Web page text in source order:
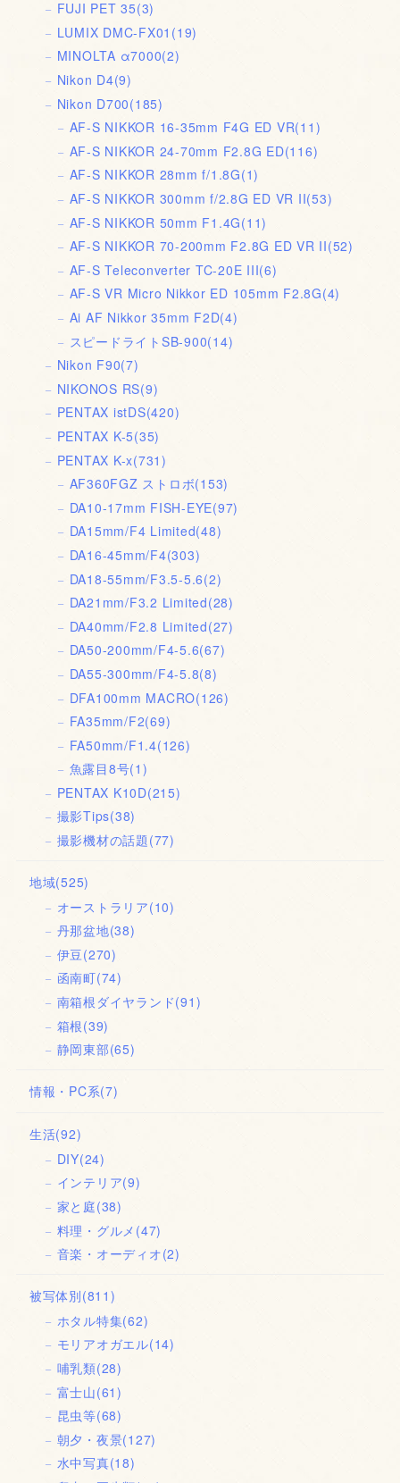
FUJI PET 35(3)
LUMIX DMC-FX01 (19)
MINOLTA α7000(2)
Nikon D4(9)
Nikon D700(185)
AF-S NIKKOR 16-35mm F4G ED VR(11)
AF-S NIKKOR 24-70mm F2.8G ED(116)
AF-S NIKKOR 28mm f/1.8G(1)
AF-S NIKKOR 300mm f/2.8G ED VR II(53)
AF-S NIKKOR 50mm F1.4G(11)
AF-S NIKKOR 70-200mm F2.8G ED VR II(52)
AF-S Teleconverter TC-20E III(6)
AF-S VR Micro Nikkor ED 105mm F2.8G(4)
Ai AF Nikkor 35mm F2D(4)
スピードライトSB-900(14)
Nikon F90(7)
NIKONOS RS(9)
PENTAX istDS(420)
PENTAX K-5(35)
PENTAX K-x(731)
AF360FGZ ストロボ(153)
DA10-17mm FISH-EYE(97)
DA15mm/F4 Limited(48)
DA16-45mm/F4(303)
DA18-55mm/F3.5-5.6(2)
DA21mm/F3.2 Limited(28)
DA40mm/F2.8 Limited(27)
DA50-200mm/F4-5.6(67)
DA55-300mm/F4-5.8(8)
DFA100mm MACRO(126)
FA35mm/F2(69)
FA50mm/F1.4(126)
魚露目8号(1)
PENTAX K10D(215)
撮影Tips(38)
撮影機材の話題(77)
地域(525)
オーストラリア(10)
丹那盆地(38)
伊豆(270)
函南町(74)
南箱根ダイヤランド(91)
箱根(39)
静岡東部(65)
情報・PC系(7)
生活(92)
DIY(24)
インテリア(9)
家と庭(38)
料理・グルメ (47)
音楽・オーディオ(2)
被写体別(811)
ホタル特集(62)
モリアオガエル(14)
哺乳類(28)
富士山(61)
昆虫等(68)
朝夕・夜景(127)
水中写真(18)